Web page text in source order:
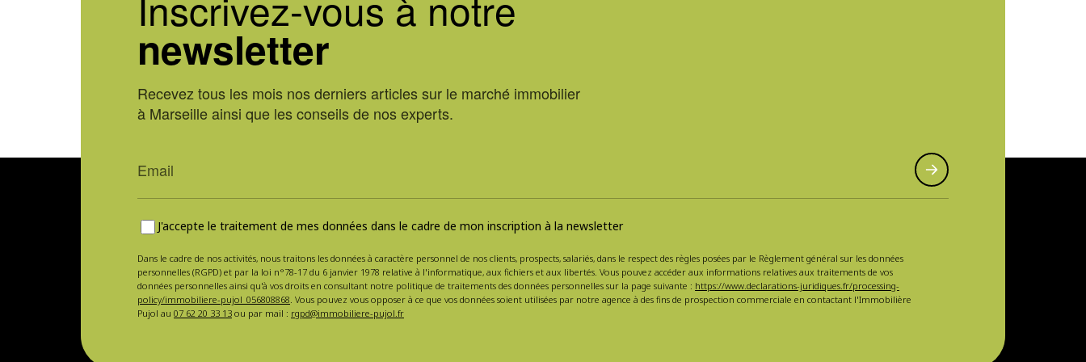
newsletter
Recevez tous les mois nos derniers articles sur le marché immobilier
à Marseille ainsi que les conseils de nos experts.
J'accepte le traitement de mes données dans le cadre de mon inscription à la newsletter
Dans le cadre de nos activités, nous traitons les données à caractère personnel de nos clients, prospects, salariés, dans le respect des règles posées par le Règlement général sur les données
personnelles (RGPD) et par la loi n°78-17 du 6 janvier 1978 relative à l'informatique, aux fichiers et aux libertés. Vous pouvez accéder aux informations relatives aux traitements de vos
données personnelles ainsi qu'à vos droits en consultant notre politique de traitements des données personnelles sur la page suivante : https://www.declarations-juridiques.fr/processing-
policy/immobiliere-pujol_056808868. Vous pouvez vous opposer à ce que vos données soient utilisées par notre agence à des fins de prospection commerciale en contactant l'Immobilière
Pujol au 07 62 20 33 13 ou par mail : rgpd@immobiliere-pujol.fr